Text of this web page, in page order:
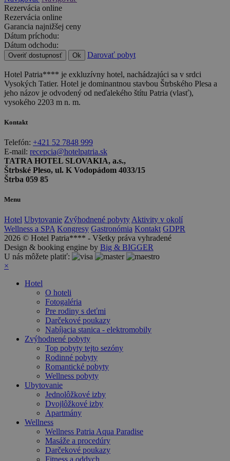
Rezervácia online
Rezervácia online
Garancia najnižšej ceny
Dátum príchodu:
Dátum odchodu:
Overiť dostupnosť Ok Darovať pobyt
Hotel Patria**** je exkluzívny hotel, nachádzajúci sa v srdci
Vysokých Tatier. Hotel je dominantnou stavbou Štrbského Plesa a
jeho názov je odvodený od neďalekého štítu Patria (vlasť),
vysokého 2203 m n. m.
Kontakt
Telefón: +421 52 7848 999
E-mail: recepcia@hotelpatria.sk
TATRA HOTEL SLOVAKIA, a.s.,
Štrbské Pleso, ul. K Vodopádom 4033/15
Štrba 059 85
Menu
Hotel Ubytovanie Zvýhodnené pobyty Aktivity v okolí
Wellness a SPA Kongresy Gastronómia Kontakt GDPR
2026 © Hotel Patria**** - Všetky práva vyhradené
Design & booking engine by Big & BIGGER
U nás môžete platiť:
×
Hotel
O hoteli
Fotogaléria
Pre rodiny s deťmi
Darčekové poukazy
Nabíjacia stanica - elektromobily
Zvýhodnené pobyty
Top pobyty tejto sezóny
Rodinné pobyty
Romantické pobyty
Wellness pobyty
Ubytovanie
Jednolôžkové izby
Dvojlôžkové izby
Apartmány
Wellness
Wellness Patria Aqua Paradise
Masáže a procedúry
Darčekové poukazy